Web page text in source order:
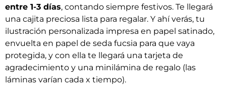
entre 1-3 días, contando siempre festivos. Te llegará
una cajita preciosa lista para regalar. Y ahí verás, tu
ilustración personalizada impresa en papel satinado,
envuelta en papel de seda fucsia para que vaya
protegida, y con ella te llegará una tarjeta de
agradecimiento y una minilámina de regalo (las
láminas varían cada x tiempo).